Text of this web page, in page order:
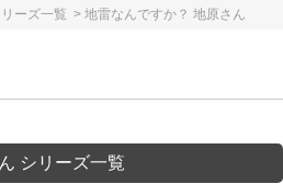
ーズ一覧 地雷なんですか？ 地原さん
シリーズ一覧